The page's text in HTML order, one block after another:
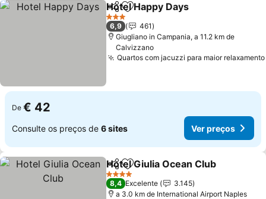
PartilharAdicionar aos favoritos
Hotel Happy Days
3 Estrelas
6,9
461
Giugliano in Campania, a 11.2 km de
Calvizzano
Quartos com jacuzzi para maior relaxamento
De € 42
Consulte os preços de 6 sites Ver preços
PartilharAdicionar aos favoritos
Hotel Giulia Ocean Club
4 Estrelas
8,4 Excelente
3.145
a 3.0 km de International Airport Naples